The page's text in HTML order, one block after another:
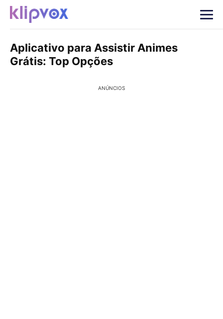
Aplicativo para Assistir Animes
Grátis: Top Opções
ANÚNCIOS